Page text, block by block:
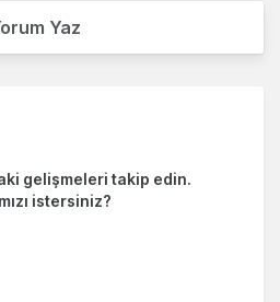
Yaz
gelişmeleri takip edin.
istersiniz?